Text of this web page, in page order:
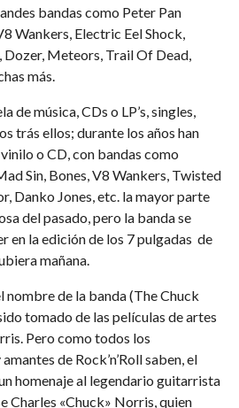
bandas como Peter Pan
Wankers, Electric Eel Shock,
Meteors, Trail Of Dead,
más.
de música, CDs o LP’s, singles,
trás ellos; durante los años han
o CD, con bandas como
Sin, Bones, V8 Wankers, Twisted
Danko Jones, etc. la mayor parte
del pasado, pero la banda se
en la edición de los 7 pulgadas de
mañana.
nombre de la banda (The Chuck
tomado de las películas de artes
Pero como todos los
de Rock’n’Roll saben, el
homenaje al legendario guitarrista
Charles «Chuck» Norris, quien